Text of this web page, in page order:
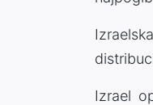
Izrael